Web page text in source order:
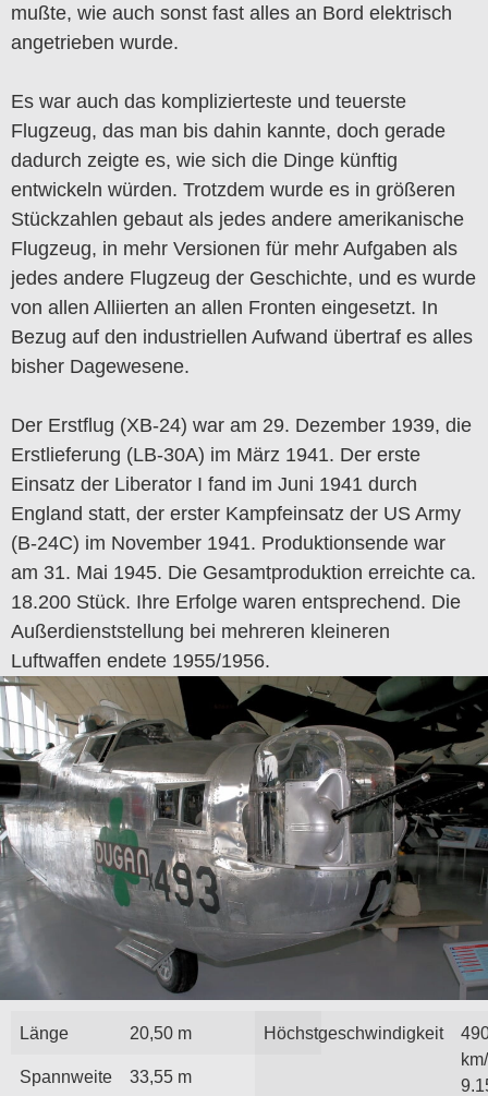
mußte, wie auch sonst fast alles an Bord elektrisch
angetrieben wurde.
Es war auch das komplizierteste und teuerste
Flugzeug, das man bis dahin kannte, doch gerade
dadurch zeigte es, wie sich die Dinge künftig
entwickeln würden. Trotzdem wurde es in größeren
Stückzahlen gebaut als jedes andere amerikanische
Flugzeug, in mehr Versionen für mehr Aufgaben als
jedes andere Flugzeug der Geschichte, und es wurde
von allen Alliierten an allen Fronten eingesetzt. In
Bezug auf den industriellen Aufwand übertraf es alles
bisher Dagewesene.
Der Erstflug (XB-24) war am 29. Dezember 1939, die
Erstlieferung (LB-30A) im März 1941. Der erste
Einsatz der Liberator I fand im Juni 1941 durch
England statt, der erster Kampfeinsatz der US Army
(B-24C) im November 1941. Produktionsende war
am 31. Mai 1945. Die Gesamtproduktion erreichte ca.
18.200 Stück. Ihre Erfolge waren entsprechend. Die
Außerdienststellung bei mehreren kleineren
Luftwaffen endete 1955/1956.
Länge 20,50 m
Spannweite 33,55 m
Höchstgeschwindigkeit